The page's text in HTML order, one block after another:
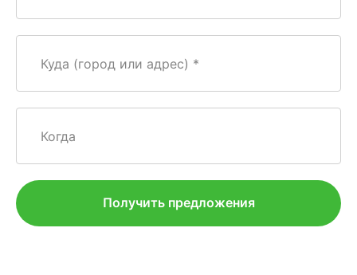
Куда (город или адрес)
Когда
Получить предложения